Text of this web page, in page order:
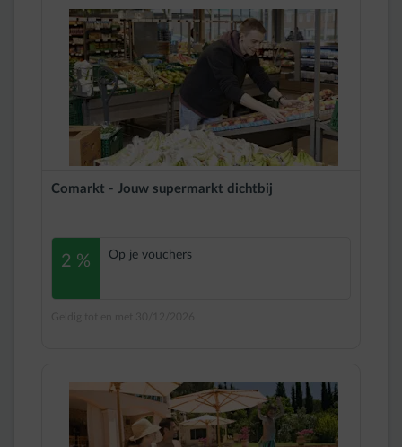
Comarkt - Jouw supermarkt dichtbij
2 % Op je vouchers